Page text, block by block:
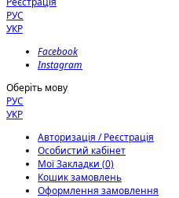
РУС
УКР
Facebook
Instagram
Оберіть мову
РУС
УКР
Авторизація / Реєстрація
Особистий кабінет
Мої Закладки (0)
Кошик замовлень
Оформлення замовлення